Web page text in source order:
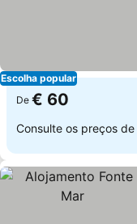
Escolha popular
De € 60
Consulte os preços de